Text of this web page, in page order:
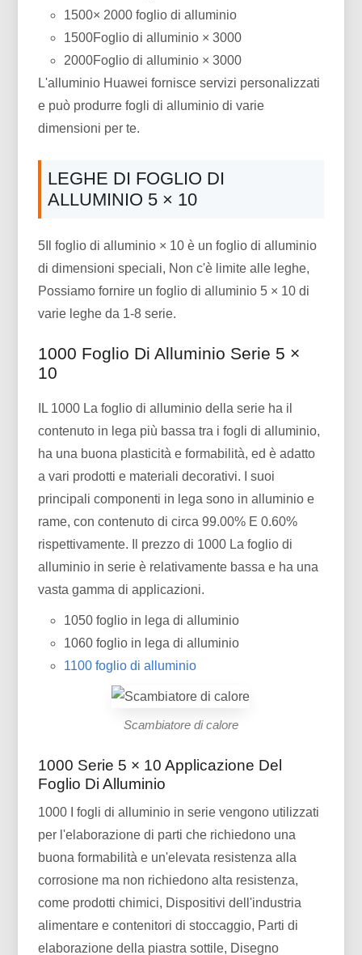
1500× 2000 foglio di alluminio
1500Foglio di alluminio × 3000
2000Foglio di alluminio × 3000
L'alluminio Huawei fornisce servizi personalizzati
e può produrre fogli di alluminio di varie
dimensioni per te.
LEGHE DI FOGLIO DI
ALLUMINIO 5 × 10
5Il foglio di alluminio × 10 è un foglio di alluminio
di dimensioni speciali, Non c'è limite alle leghe,
Possiamo fornire un foglio di alluminio 5 × 10 di
varie leghe da 1-8 serie.
1000 Foglio Di Alluminio Serie 5 ×
10
IL 1000 La foglio di alluminio della serie ha il
contenuto in lega più bassa tra i fogli di alluminio,
ha una buona plasticità e formabilità, ed è adatto
a vari prodotti e materiali decorativi. I suoi
principali componenti in lega sono in alluminio e
rame, con contenuto di circa 99.00% E 0.60%
rispettivamente. Il prezzo di 1000 La foglio di
alluminio in serie è relativamente bassa e ha una
vasta gamma di applicazioni.
1050 foglio in lega di alluminio
1060 foglio in lega di alluminio
1100 foglio di alluminio
Scambiatore di calore
1000 Serie 5 × 10 Applicazione Del
Foglio Di Alluminio
1000 I fogli di alluminio in serie vengono utilizzati
per l'elaborazione di parti che richiedono una
buona formabilità e un'elevata resistenza alla
corrosione ma non richiedono alta resistenza,
come prodotti chimici, Dispositivi dell'industria
alimentare e contenitori di stoccaggio, Parti di
elaborazione della piastra sottile, Disegno